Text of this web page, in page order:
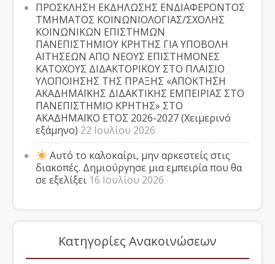
ΠΡΟΣΚΛΗΣΗ ΕΚΔΗΛΩΣΗΣ ΕΝΔΙΑΦΕΡΟΝΤΟΣ
ΤΜΗΜΑΤΟΣ ΚΟΙΝΩΝΙΟΛΟΓΙΑΣ/ΣΧΟΛΗΣ
ΚΟΙΝΩΝΙΚΩΝ ΕΠΙΣΤΗΜΩΝ
ΠΑΝΕΠΙΣΤΗΜΙΟΥ ΚΡΗΤΗΣ ΓΙΑ ΥΠΟΒΟΛΗ
ΑΙΤΗΣΕΩΝ ΑΠΟ ΝΕΟΥΣ ΕΠΙΣΤΗΜΟΝΕΣ
ΚΑΤΟΧΟΥΣ ΔΙΔΑΚΤΟΡΙΚΟΥ ΣΤΟ ΠΛΑΙΣΙΟ
ΥΛΟΠΟΙΗΣΗΣ ΤΗΣ ΠΡΑΞΗΣ «ΑΠΟΚΤΗΣΗ
ΑΚΑΔΗΜΑΪΚΗΣ ΔΙΔΑΚΤΙΚΗΣ ΕΜΠΕΙΡΙΑΣ ΣΤΟ
ΠΑΝΕΠΙΣΤΗΜΙΟ ΚΡΗΤΗΣ» ΣΤΟ
ΑΚΑΔΗΜΑΪΚΟ ΕΤΟΣ 2026-2027 (Χειμερινό
εξάμηνο) 22 Ιουλίου 2026
Αυτό το καλοκαίρι, μην αρκεστείς στις
διακοπές. Δημιούργησε μια εμπειρία που θα
σε εξελίξει 16 Ιουλίου 2026
Κατηγορίες Ανακοινώσεων